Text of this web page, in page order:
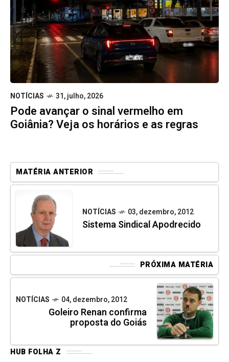
NOTÍCIAS 31, julho, 2026
Pode avançar o sinal vermelho em
Goiânia? Veja os horários e as regras
MATÉRIA ANTERIOR
NOTÍCIAS 03, dezembro, 2012
Sistema Sindical Apodrecido
PRÓXIMA MATÉRIA
NOTÍCIAS 04, dezembro, 2012
Goleiro Renan confirma
proposta do Goiás
HUB FOLHA Z